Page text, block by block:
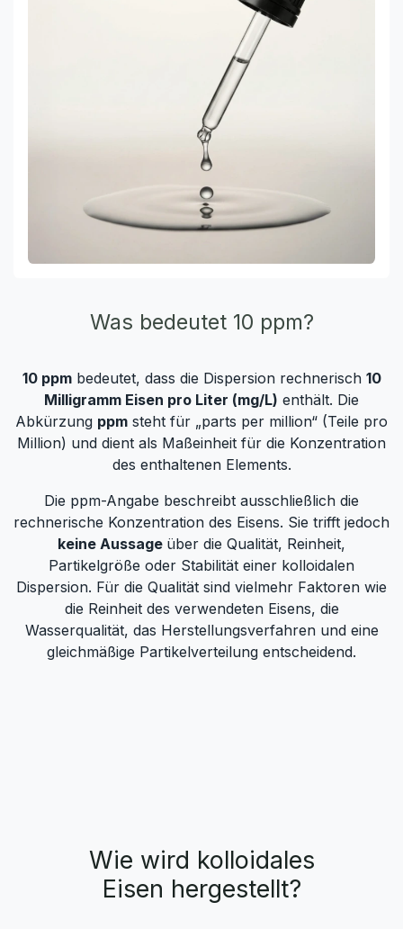
Was bedeutet 10 ppm?
10 ppmbedeutet, dass die Dispersion rechnerisch 10
Milligramm Eisen pro Liter (mg/L) enthält. Die
Abkürzung ppm steht für „parts per million“ (Teile pro
Million) und dient als Maßeinheit für die Konzentration
des enthaltenen Elements.
Die ppm-Angabe beschreibt ausschließlich die
rechnerische Konzentration des Eisens. Sie trifft jedoch
keine Aussage über die Qualität, Reinheit,
Partikelgröße oder Stabilität einer kolloidalen
Dispersion. Für die Qualität sind vielmehr Faktoren wie
die Reinheit des verwendeten Eisens, die
Wasserqualität, das Herstellungsverfahren und eine
gleichmäßige Partikelverteilung entscheidend.
Wie wird kolloidales
Eisen hergestellt?